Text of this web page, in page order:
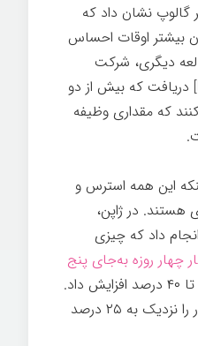
گالوپ نشان داد که
بیشتر اوقات احساس
دیگری، شرکت
مشاوره دِلویت [Deloitte] دریافت که بیش از دو
که مقداری وظیفه
این همه استرس و
هستند. در ژاپن،
داد که چیزی
چهار روزه به‌جای پنج
، بهره‌وری را تا ۴۰ درصد افزایش داد.
هم‌چنین هزینه‌های سربار را نزدیک به ۲۵ درصد